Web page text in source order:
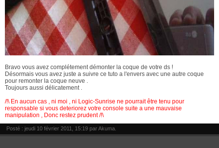
Bravo vous avez complétement démonter la coque de votre ds !
Désormais vous avez juste a suivre ce tuto a l'envers avec une autre coque
pour remonter la coque neuve .
Toujours aussi délicatement .
/!\ En aucun cas , ni moi , ni Logic-Sunrise ne pourrait être tenu pour
responsable si vous deteriorez votre console suite a une mauvaise
manipulation , Donc restez prudent /!\
Posté : jeudi 10 février 2011, 15:19 parAkuma